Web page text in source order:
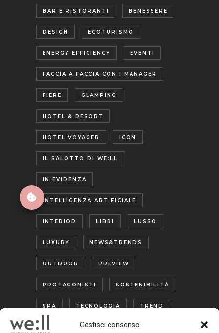
Gestisci consenso
BAR E RISTORANTI BENESSERE
DESIGN ECOTURISMO
ENERGY EFFICIENCY EVENTI
FACCIA A FACCIA CON I MANAGER
FIERE GLAMPING
HOTEL & RESORT
HOTEL VOYAGER ICON
IL SALOTTO DI WE:LL
IN EVIDENZA
INTELLIGENZA ARTIFICIALE
INTERIOR LIBRI LUSSO
LUXURY NEWS&TRENDS
OUTDOOR PREVIEW
PROTAGONISTI SOSTENIBILITÀ
SPA TECNOLOGIA TREND
TURISMO ENOGASTRONOMICO